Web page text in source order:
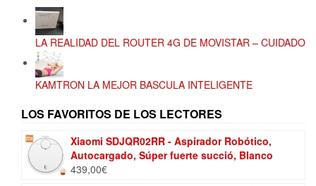
LA REALIDAD DEL ROUTER 4G DE MOVISTAR – CUIDADO
KAMTRON LA MEJOR BASCULA INTELIGENTE
LOS FAVORITOS DE LOS LECTORES
Xiaomi SDJQR02RR - Aspirador Robótico,
Autocargado, Súper fuerte succió, Blanco
439,00€